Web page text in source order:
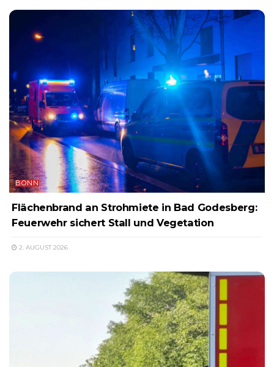
BONN
Flächenbrand an Strohmiete in Bad Godesberg:
Feuerwehr sichert Stall und Vegetation
2. AUGUST 2026